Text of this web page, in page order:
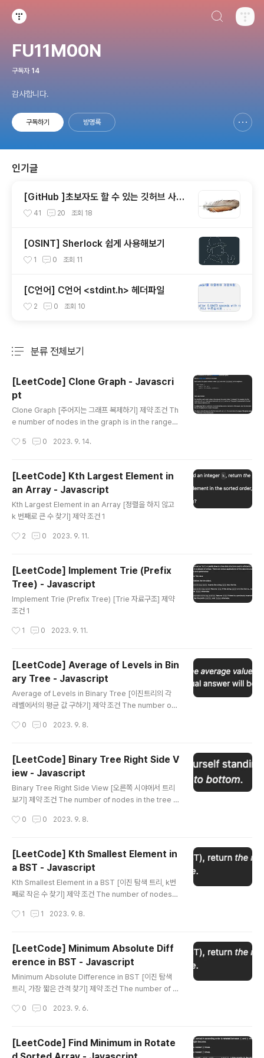
FU11M00N
구독자 14
감사합니다.
구독하기 방명록
인기글
[GitHub ]초보자도 할 수 있는 깃허브 사용
법 41 20 조회 18
[OSINT] Sherlock 쉽게 사용해보기
1 0 조회 11
[C언어] C언어 <stdint.h> 헤더파일
2 0 조회 10
분류 전체보기
[LeetCode] Clone Graph - Javascri
pt
Clone Graph [주어지는 그래프 복제하기] 제약 조건 Th
e number of nodes in the graph is in the range
5 0 2023. 9. 14.
[LeetCode] Kth Largest Element in
an Array - Javascript
Kth Largest Element in an Array [정렬을 하지 않고
k 번째로 큰 수 찾기] 제약 조건 1
2 0 2023. 9. 11.
[LeetCode] Implement Trie (Prefix
Tree) - Javascript
Implement Trie (Prefix Tree) [Trie 자료구조] 제약
조건 1
1 0 2023. 9. 11.
[LeetCode] Average of Levels in Bin
ary Tree - Javascript
Average of Levels in Binary Tree [이진트리의 각
레벨에서의 평균 값 구하기] 제약 조건 The number of
0 0 2023. 9. 8.
[LeetCode] Binary Tree Right Side V
iew - Javascript
Binary Tree Right Side View [오른쪽 시야에서 트리
보기] 제약 조건 The number of nodes in the tree is
0 0 2023. 9. 8.
[LeetCode] Kth Smallest Element in
a BST - Javascript
Kth Smallest Element in a BST [이진 탐색 트리, k번
째로 작은 수 찾기] 제약 조건 The number of nodes i
1 1 2023. 9. 8.
[LeetCode] Minimum Absolute Diff
erence in BST - Javascript
Minimum Absolute Difference in BST [이진 탐색
트리, 가장 짧은 간격 찾기] 제약 조건 The number of n
ata) { return; } recursive(data.left); min = Math.mi
in; };
0 0 2023. 9. 6.
[LeetCode] Find Minimum in Rotate